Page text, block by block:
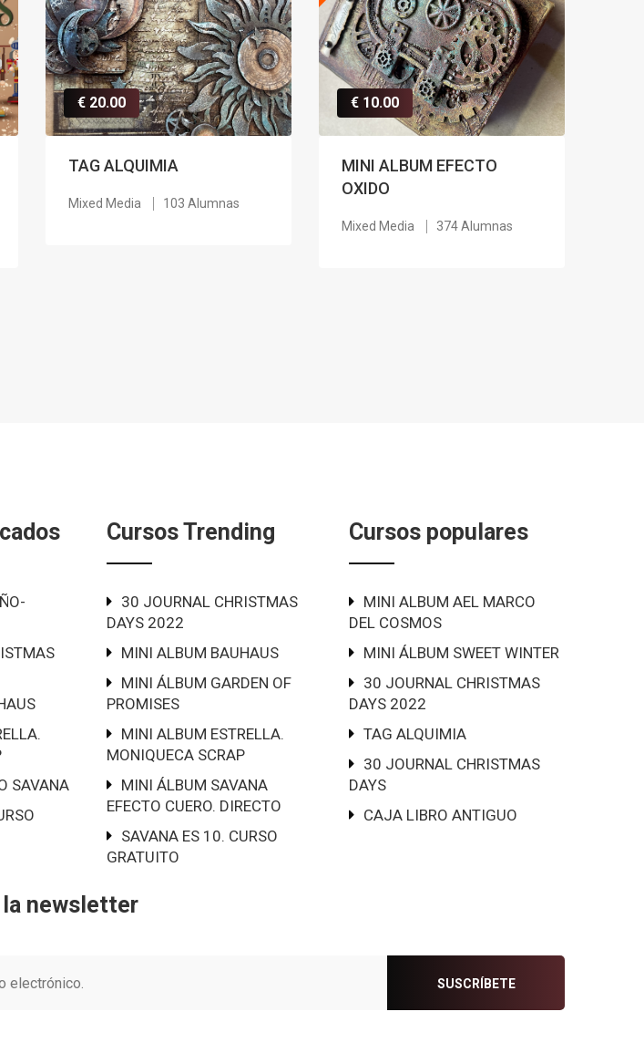
€ 20.00
TAG ALQUIMIA
Mixed Media 103 Alumnas
€ 10.00
MINI ALBUM EFECTO
OXIDO
Mixed Media 374 Alumnas
SAVANA
Cursos Trending
30 JOURNAL CHRISTMAS
DAYS 2022
MINI ALBUM BAUHAUS
MINI ÁLBUM GARDEN OF
PROMISES
MINI ALBUM ESTRELLA.
MONIQUECA SCRAP
MINI ÁLBUM SAVANA
EFECTO CUERO. DIRECTO
SAVANA ES 10. CURSO
GRATUITO
Cursos populares
MINI ALBUM AEL MARCO
DEL COSMOS
MINI ÁLBUM SWEET WINTER
30 JOURNAL CHRISTMAS
DAYS 2022
TAG ALQUIMIA
30 JOURNAL CHRISTMAS
DAYS
CAJA LIBRO ANTIGUO
newsletter
SUSCRÍBETE